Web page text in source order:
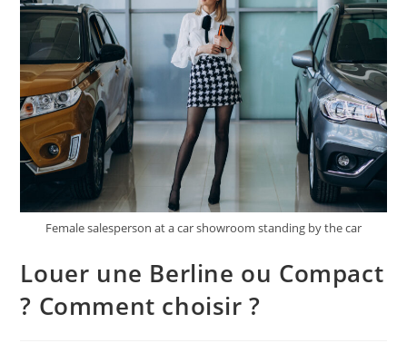
Female salesperson at a car showroom standing by the car
Louer une Berline ou Compact
? Comment choisir ?